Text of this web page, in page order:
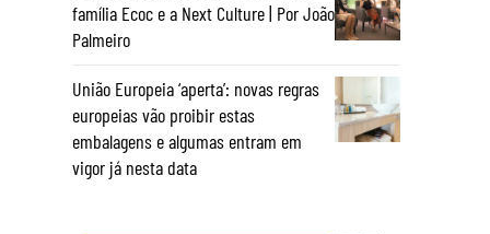
família Ecoc e a Next Culture | Por João
Palmeiro
União Europeia ‘aperta’: novas regras
europeias vão proibir estas
embalagens e algumas entram em
vigor já nesta data